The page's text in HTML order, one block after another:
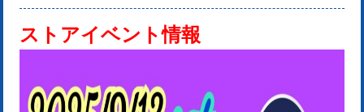
ストアイベント情報